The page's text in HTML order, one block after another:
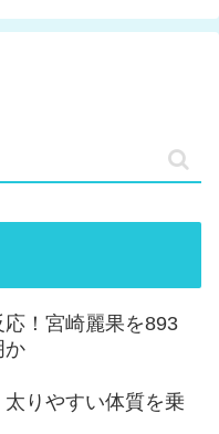
！宮崎麗果を893
か
りやすい体質を乗